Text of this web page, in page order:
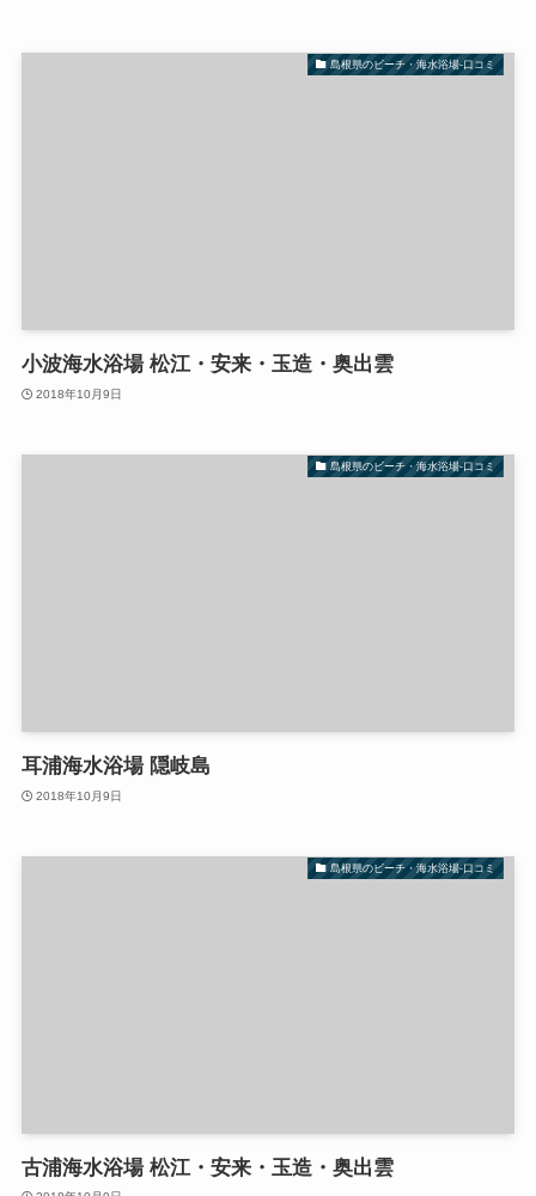
島根県のビーチ・海水浴場-口コミ
小波海水浴場 松江・安来・玉造・奥出雲
2018年10月9日
島根県のビーチ・海水浴場-口コミ
耳浦海水浴場 隠岐島
2018年10月9日
島根県のビーチ・海水浴場-口コミ
古浦海水浴場 松江・安来・玉造・奥出雲